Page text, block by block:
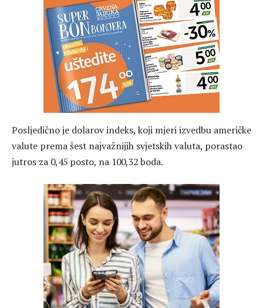
Posljedično je dolarov indeks, koji mjeri izvedbu američke
valute prema šest najvažnijih svjetskih valuta, porastao
jutros za 0,45 posto, na 100,32 boda.